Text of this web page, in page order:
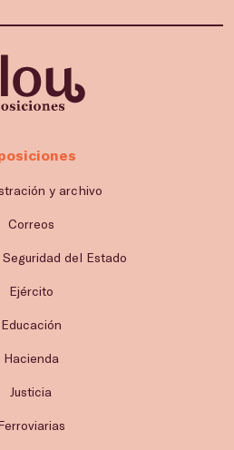
y archivo
Correos
Seguridad del Estado
Ejército
Educación
Hacienda
Justicia